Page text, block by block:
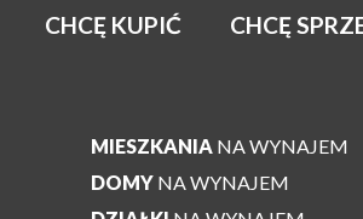
CHCĘ KUPIĆ CHCĘ
MIESZKANIA NA WYNAJEM
DOMY NA WYNAJEM